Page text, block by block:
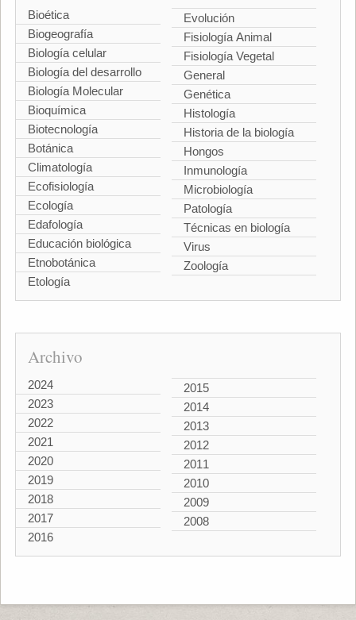
Bioética
Biogeografía
Biología celular
Biología del desarrollo
Biología Molecular
Bioquímica
Biotecnología
Botánica
Climatología
Ecofisiología
Ecología
Edafología
Educación biológica
Etnobotánica
Etología
Evolución
Fisiología Animal
Fisiología Vegetal
General
Genética
Histología
Historia de la biología
Hongos
Inmunología
Microbiología
Patología
Técnicas en biología
Virus
Zoología
Archivo
2024
2023
2022
2021
2020
2019
2018
2017
2016
2015
2014
2013
2012
2011
2010
2009
2008